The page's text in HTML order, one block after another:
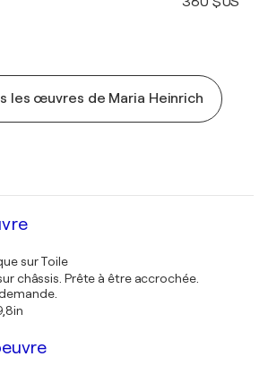
les œuvres de Maria Heinrich
sur Toile
châssis. Prête à être accrochée.